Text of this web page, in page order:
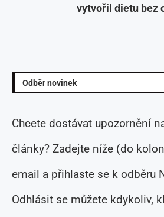
vytvořil dietu bez
Odběr novinek
Chcete dostávat upozornění
články? Zadejte níže (do
email a přihlaste se k odběru
Odhlásit se můžete kdykoliv,